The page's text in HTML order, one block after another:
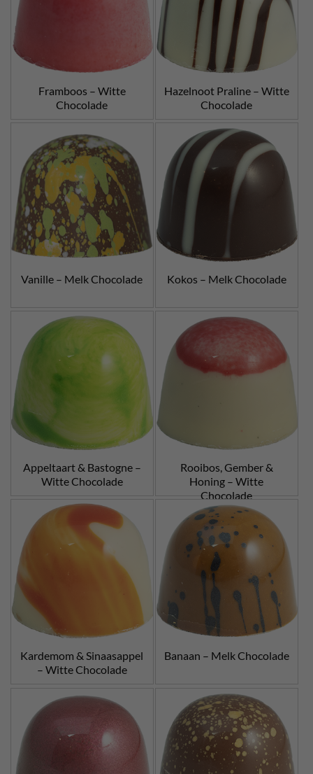
Framboos – Witte
Chocolade
Hazelnoot Praline – Witte
Chocolade
Vanille – Melk Chocolade Kokos – Melk Chocolade
Appeltaart & Bastogne –
Witte Chocolade
Rooibos, Gember &
Honing – Witte
Chocolade
Kardemom & Sinaasappel
– Witte Chocolade
Banaan – Melk Chocolade